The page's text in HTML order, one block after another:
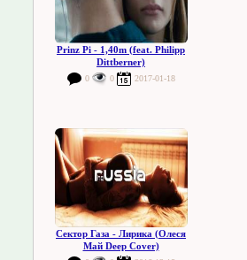
Prinz Pi - 1,40m (feat. Philipp
Dittberner)
0 0 2017-01-18
Сектор Газа - Лирика (Олеся
Май Deep Cover)